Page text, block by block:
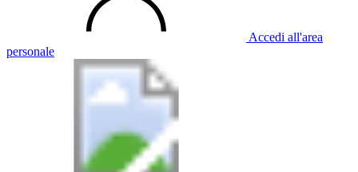
Accedi all'area
personale